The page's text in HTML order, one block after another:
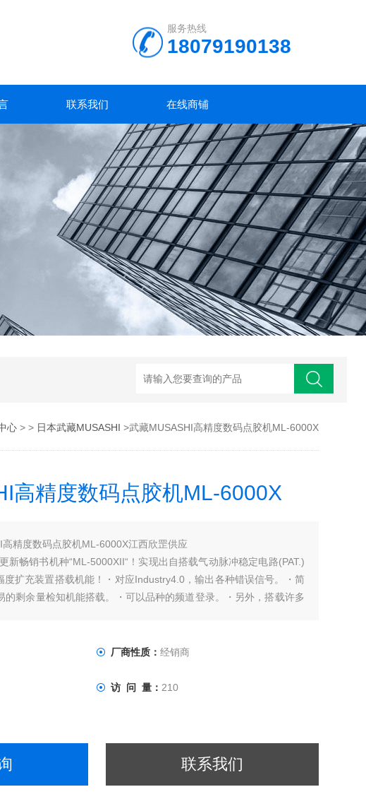
服务热线
18079190138
联系我们 在线商铺
心> > 日本武藏MUSASHI >武藏MUSASHI高精度数码点胶机ML-6000X
高精度数码点胶机ML-6000X
高精度数码点胶机ML-6000X江西欣罡供应
新畅销书机种“ML-5000XII“！实现出自搭载气动脉冲稳定电路(PAT.)
度扩充装置搭载机能！・对应Industry4.0，输出各种错误信号。・简
的剩余量检知机能搭载。・可以品种的频道登录。・另外，搭载许多
厂商性质：经销商
访 问 量： 210
联系我们